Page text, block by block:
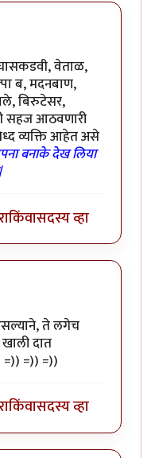
वेताळ,
ब, मदनबाण,
बिरुटेसर,
सहज आठवणारी
व्यक्ति आहेत असे
बनाके देख लिया
किंवासदस्य व्हा
ते लगेच
दात
=)) =)) =))
किंवासदस्य व्हा